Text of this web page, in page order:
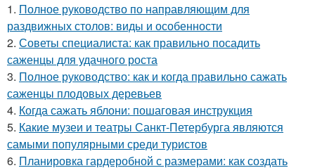
1. Полное руководство по направляющим для
раздвижных столов: виды и особенности
2. Советы специалиста: как правильно посадить
саженцы для удачного роста
3. Полное руководство: как и когда правильно сажать
саженцы плодовых деревьев
4. Когда сажать яблони: пошаговая инструкция
5. Какие музеи и театры Санкт-Петербурга являются
самыми популярными среди туристов
6. Планировка гардеробной с размерами: как создать